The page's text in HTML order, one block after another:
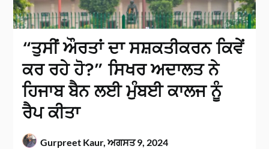
“ਤੁਸੀਂ ਔਰਤਾਂ ਦਾ ਸਸ਼ਕਤੀਕਰਨ ਕਿਵੇਂ
ਕਰ ਰਹੇ ਹੋ?” ਸਿਖਰ ਅਦਾਲਤ ਨੇ
ਹਿਜਾਬ ਬੈਨ ਲਈ ਮੁੰਬਈ ਕਾਲਜ ਨੂੰ
ਰੈਪ ਕੀਤਾ
Gurpreet Kaur,ਅਗਸਤ 9, 2024